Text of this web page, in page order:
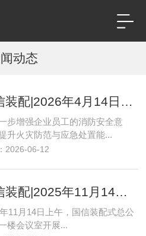
动态
国信装配|2026年4月14日国信装配式总公司开展“全民消防，生命至上”消防安全知识培训会
步增强企业员工的消防安全意
升火灾防范与应急处置能...
2026-06-12
国信装配|2025年11月14日国信装配式总公司举办水泥摆件制作大赛
11月14日上午，国信装配式总公
楼会议室开展...